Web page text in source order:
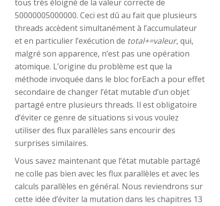
tous très éloigné de la valeur correcte de
50000005000000. Ceci est dû au fait que plusieurs
threads accèdent simultanément à l’accumulateur
et en particulier l’exécution de total+=valeur, qui,
malgré son apparence, n’est pas une opération
atomique. L’origine du problème est que la
méthode invoquée dans le bloc forEach a pour effet
secondaire de changer l’état mutable d’un objet
partagé entre plusieurs threads. Il est obligatoire
d’éviter ce genre de situations si vous voulez
utiliser des flux parallèles sans encourir des
surprises similaires.
Vous savez maintenant que l’état mutable partagé
ne colle pas bien avec les flux parallèles et avec les
calculs parallèles en général. Nous reviendrons sur
cette idée d’éviter la mutation dans les chapitres 13